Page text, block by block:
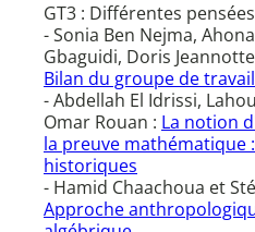
GT3 : Différentes
- Sonia Ben Nejma,
Gbaguidi, Doris
Bilan du groupe de
- Abdellah El Idrissi,
Omar Rouan : La notion
la preuve mathématique
historiques
- Hamid Chaachoua et
Approche